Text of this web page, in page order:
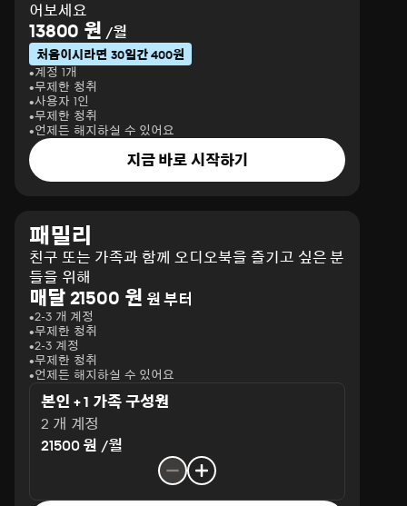
어보세요
13800 원 /월
처음이시라면 30일간 400원
계정 1개
무제한 청취
사용자 1인
무제한 청취
언제든 해지하실 수 있어요
지금 바로 시작하기
패밀리
친구 또는 가족과 함께 오디오북을 즐기고 싶은 분
들을 위해
매달 21500 원 원 부터
2-3 개 계정
무제한 청취
2-3 계정
무제한 청취
언제든 해지하실 수 있어요
본인 + 1 가족 구성원
2 개 계정
21500 원 /월